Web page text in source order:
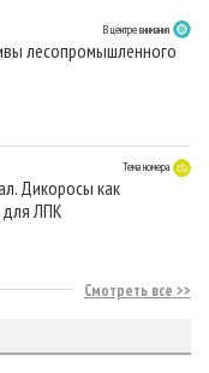
В центре внимания
лесопромышленного
Тема номера
Дикоросы как
для ЛПК
Смотреть все